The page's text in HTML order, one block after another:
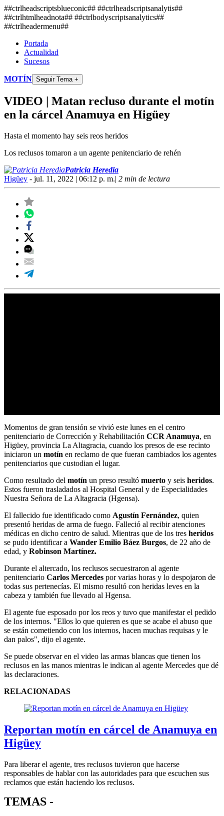
##ctrlheadscriptsblueconic## ##ctrlheadscriptsanalytis##
##ctrlhtmlheadnota## ##ctrlbodyscriptsanalytics##
##ctrlheadermenu##
Portada
Actualidad
Sucesos
MOTÍN Seguir Tema +
VIDEO | Matan recluso durante el motín
en la cárcel Anamuya en Higüey
Hasta el momento hay seis reos heridos
Los reclusos tomaron a un agente penitenciario de rehén
Patricia Heredia
Higüey - jul. 11, 2022 | 06:12 p. m.| 2 min de lectura
Momentos de gran tensión se vivió este lunes en el centro
penitenciario de Corrección y Rehabilitación CCR Anamuya, en
Higüey, provincia La Altagracia, cuando los presos de ese recinto
iniciaron un motín en reclamo de que fueran cambiados los agentes
penitenciarios que custodian el lugar.
Como resultado del motín un preso resultó muerto y seis heridos.
Estos fueron trasladados al Hospital General y de Especialidades
Nuestra Señora de La Altagracia (Hgensa).
El fallecido fue identificado como Agustín Fernández, quien
presentó heridas de arma de fuego. Falleció al recibir atenciones
médicas en dicho centro de salud. Mientras que de los tres heridos
se pudo identificar a Wander Emilio Báez Burgos, de 22 año de
edad, y Robinson Martínez.
Durante el altercado, los reclusos secuestraron al agente
penitenciario Carlos Mercedes por varias horas y lo despojaron de
todas sus pertenecías. El mismo resultó con heridas leves en la
cabeza y también fue llevado al Hgensa.
El agente fue esposado por los reos y tuvo que manifestar el pedido
de los internos. "Ellos lo que quieren es que se acabe el abuso que
se están cometiendo con los internos, hacen muchas requisas y le
dan palos", dijo el agente.
Se puede observar en el video las armas blancas que tienen los
reclusos en las manos mientras le indican al agente Mercedes que dé
las declaraciones.
RELACIONADAS
Reportan motín en cárcel de Anamuya en
Higüey
Para liberar el agente, tres reclusos tuvieron que hacerse
responsables de hablar con las autoridades para que escuchen sus
reclamos que están haciendo los reclusos.
TEMAS -